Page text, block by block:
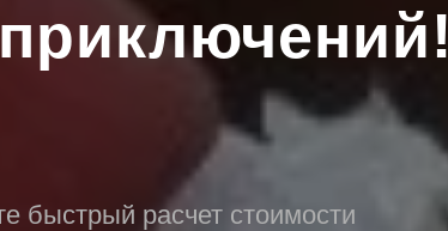
быстрый расчет стоимости